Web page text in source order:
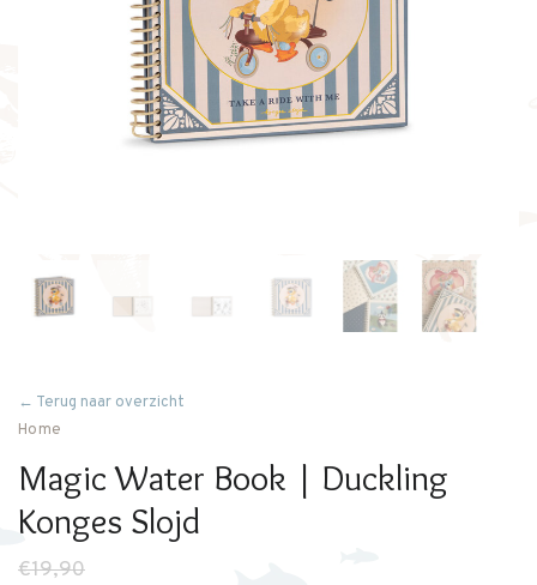
← Terug naar overzicht
Home
Magic Water Book | Duckling
Konges Slojd
€19,90